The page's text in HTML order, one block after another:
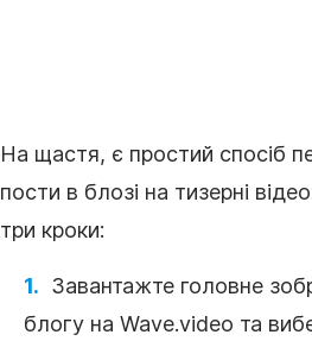
На щастя, є простий спосіб
пости в блозі на тизерні
три кроки:
Завантажте головне
блогу на Wave.video та